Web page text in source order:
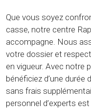
Que vous soyez
casse, notre centre
accompagne. Nous
votre dossier et
en vigueur. Avec notre
bénéficiez d’une durée
sans frais
personnel d’experts